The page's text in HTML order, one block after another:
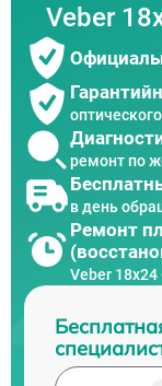
Veber
ремонт по
в день
Ремонт
Veber 18x24